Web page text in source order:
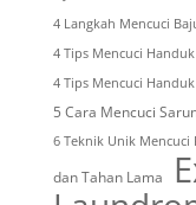
4 Langkah Mencuci
4 Tips Mencuci
4 Tips Mencuci
5 Cara Mencuci
6 Teknik Unik Mencuci
dan Tahan Lama